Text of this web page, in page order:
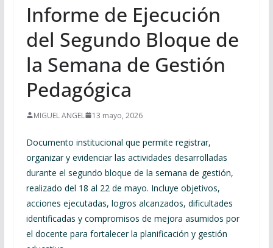
Informe de Ejecución
del Segundo Bloque de
la Semana de Gestión
Pedagógica
MIGUEL ANGEL 13 mayo, 2026
Documento institucional que permite registrar,
organizar y evidenciar las actividades desarrolladas
durante el segundo bloque de la semana de gestión,
realizado del 18 al 22 de mayo. Incluye objetivos,
acciones ejecutadas, logros alcanzados, dificultades
identificadas y compromisos de mejora asumidos por
el docente para fortalecer la planificación y gestión